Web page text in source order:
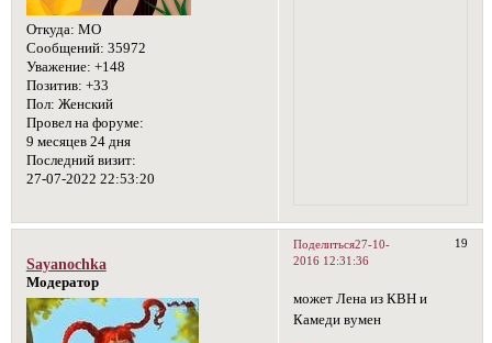
Откуда: МО
Сообщений: 35972
Уважение: +148
Позитив: +33
Пол: Женский
Провел на форуме:
9 месяцев 24 дня
Последний визит:
27-07-2022 22:53:20
Поделиться 19
27-10-
2016 12:31:36
Sayanochka
Модератор
может Лена из КВН и
Камеди вумен